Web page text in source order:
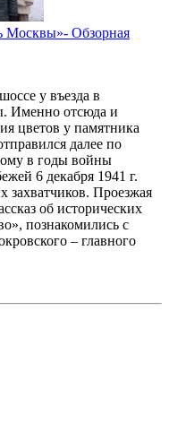
Москвы»- Обзорная
у въезда в
Именно отсюда и
цветов у памятника
далее по
в годы войны
6 декабря 1941 г.
захватчиков. Проезжая
об исторических
познакомились с
– главного